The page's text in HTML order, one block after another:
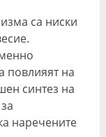
са ниски
повлияят на
синтез на
наречените